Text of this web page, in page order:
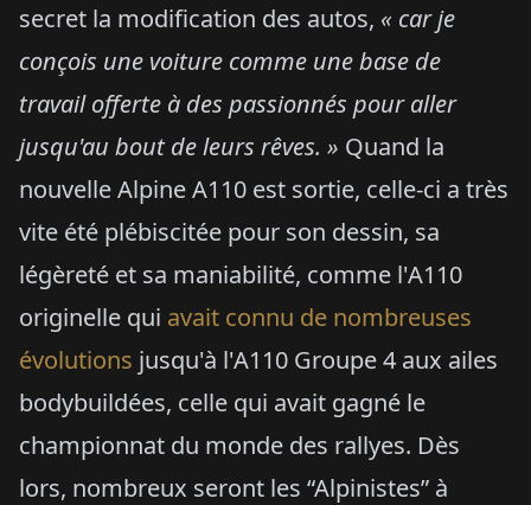
secret la modification des autos, « car je
conçois une voiture comme une base de
travail offerte à des passionnés pour aller
jusqu'au bout de leurs rêves. » Quand la
nouvelle Alpine A110 est sortie, celle-ci a très
vite été plébiscitée pour son dessin, sa
légèreté et sa maniabilité, comme l'A110
originelle qui avait connu de nombreuses
évolutions jusqu'à l'A110 Groupe 4 aux ailes
bodybuildées, celle qui avait gagné le
championnat du monde des rallyes. Dès
lors, nombreux seront les “Alpinistes” à